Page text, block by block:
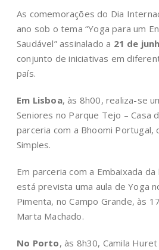
As comemorações do Dia
ano sob o tema “Yoga para um
Saudável” assinalado a 21 de
conjunto de iniciativas em
país.
Em Lisboa, às 8h00, realiza-se
Seniores no Parque Tejo – Casa
parceria com a Bhoomi Portugal,
Simples.
Em parceria com a Embaixada
está prevista uma aula de Yoga
Pimenta, no Campo Grande, às
Marta Machado.
No Porto, às 8h30, Camila